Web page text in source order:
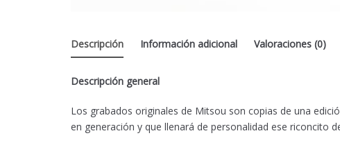
Descripción Información adicional Valoraciones (0)
Descripción general
Los grabados originales de Mitsou son copias de una
en generación y que llenará de personalidad ese riconcito